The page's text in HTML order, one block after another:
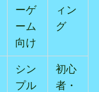
ーゲ
ーム
向け
ィン
グ
シン
プル
初心
者・